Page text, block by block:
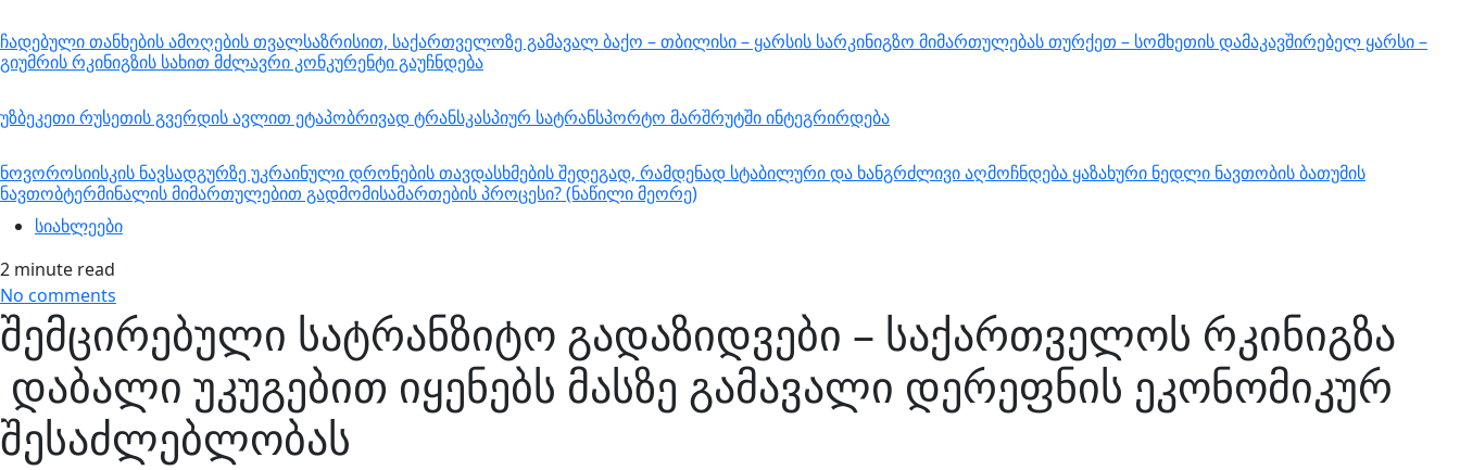
ჩადებული თანხების ამოღების თვალსაზრისით, საქართველოზე გამავალ ბაქო – თბილისი – ყარსის სარკინიგზო მიმართულებას თურქეთ – სომხეთის დამაკავშირებელ ყარსი –
გიუმრის რკინიგზის სახით მძლავრი კონკურენტი გაუჩნდება
უზბეკეთი რუსეთის გვერდის ავლით ეტაპობრივად ტრანსკასპიურ სატრანსპორტო მარშრუტში ინტეგრირდება
ნოვოროსიისკის ნავსადგურზე უკრაინული დრონების თავდასხმების შედეგად, რამდენად სტაბილური და ხანგრძლივი აღმოჩნდება ყაზახური ნედლი ნავთობის ბათუმის
ნავთობტერმინალის მიმართულებით გადმომისამართების პროცესი? (ნაწილი მეორე)
სიახლეები
2 minute read
No comments
შემცირებული სატრანზიტო გადაზიდვები – საქართველოს რკინიგზა
დაბალი უკუგებით იყენებს მასზე გამავალი დერეფნის ეკონომიკურ
შესაძლებლობას